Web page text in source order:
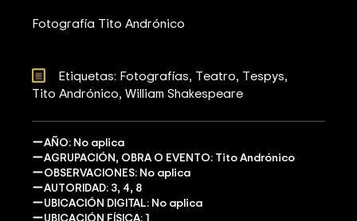
Fotografía Tito Andrónico
Etiquetas: Fotografías Teatro Tespys
Tito Andrónico William Shakespeare
AÑO: No aplica
AGRUPACIÓN, OBRA O EVENTO: Tito Andrónico
OBSERVACIONES: No aplica
AUTORIDAD: 3, 4, 8
UBICACIÓN DIGITAL: No aplica
UBICACIÓN FÍSICA: 1